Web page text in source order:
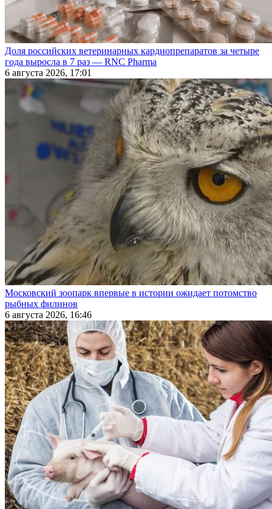
Доля российских ветеринарных кардиопрепаратов за четыре
года выросла в 7 раз — RNC Pharma
6 августа 2026, 17:01
Московский зоопарк впервые в истории ожидает потомство
рыбных филинов
6 августа 2026, 16:46